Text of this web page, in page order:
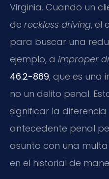
Virginia. Cuando un
de reckless driving, el
para buscar una
ejemplo, a improper
46.2-869, que es una
no un delito penal.
significar la
antecedente penal
asunto con una
en el historial de